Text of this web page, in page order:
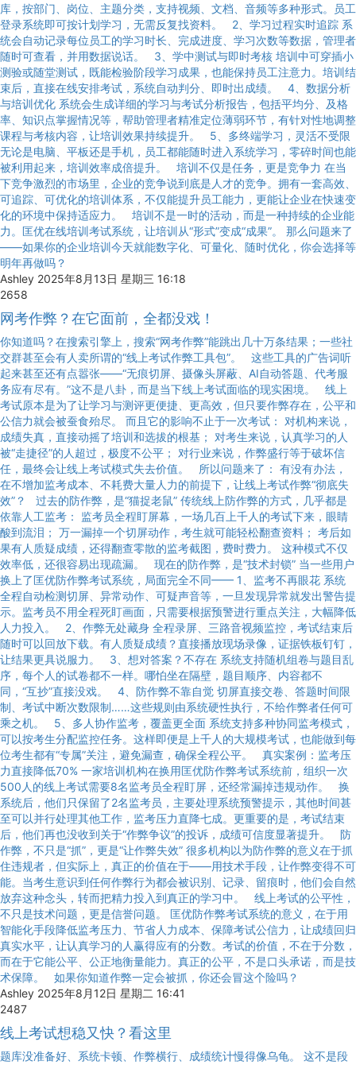
库，按部门、岗位、主题分类，支持视频、文档、音频等多种形式。员工
登录系统即可按计划学习，无需反复找资料。 2、学习过程实时追踪 系
统会自动记录每位员工的学习时长、完成进度、学习次数等数据，管理者
随时可查看，并用数据说话。 3、学中测试与即时考核 培训中可穿插小
测验或随堂测试，既能检验阶段学习成果，也能保持员工注意力。培训结
束后，直接在线安排考试，系统自动判分、即时出成绩。 4、数据分析
与培训优化 系统会生成详细的学习与考试分析报告，包括平均分、及格
率、知识点掌握情况等，帮助管理者精准定位薄弱环节，有针对性地调整
课程与考核内容，让培训效果持续提升。 5、多终端学习，灵活不受限
无论是电脑、平板还是手机，员工都能随时进入系统学习，零碎时间也能
被利用起来，培训效率成倍提升。 培训不仅是任务，更是竞争力 在当
下竞争激烈的市场里，企业的竞争说到底是人才的竞争。拥有一套高效、
可追踪、可优化的培训体系，不仅能提升员工能力，更能让企业在快速变
化的环境中保持适应力。 培训不是一时的活动，而是一种持续的企业能
力。匡优在线培训考试系统，让培训从“形式”变成“成果”。 那么问题来了
——如果你的企业培训今天就能数字化、可量化、随时优化，你会选择等
明年再做吗？
Ashley 2025年8月13日 星期三 16:18
2658
网考作弊？在它面前，全都没戏！
你知道吗？在搜索引擎上，搜索“网考作弊”能跳出几十万条结果；一些社
交群甚至会有人卖所谓的“线上考试作弊工具包”。 这些工具的广告词听
起来甚至还有点嚣张——“无痕切屏、摄像头屏蔽、AI自动答题、代考服
务应有尽有。”这不是八卦，而是当下线上考试面临的现实困境。 线上
考试原本是为了让学习与测评更便捷、更高效，但只要作弊存在，公平和
公信力就会被蚕食殆尽。 而且它的影响不止于一次考试： 对机构来说，
成绩失真，直接动摇了培训和选拔的根基； 对考生来说，认真学习的人
被“走捷径”的人超过，极度不公平； 对行业来说，作弊盛行等于破坏信
任，最终会让线上考试模式失去价值。 所以问题来了： 有没有办法，
在不增加监考成本、不耗费大量人力的前提下，让线上考试作弊“彻底失
效”？ 过去的防作弊，是“猫捉老鼠” 传统线上防作弊的方式，几乎都是
依靠人工监考： 监考员全程盯屏幕，一场几百上千人的考试下来，眼睛
酸到流泪； 万一漏掉一个切屏动作，考生就可能轻松翻查资料； 考后如
果有人质疑成绩，还得翻查零散的监考截图，费时费力。 这种模式不仅
效率低，还很容易出现疏漏。 现在的防作弊，是“技术封锁” 当一些用户
换上了匡优防作弊考试系统，局面完全不同—— 1、监考不再眼花 系统
全程自动检测切屏、异常动作、可疑声音等，一旦发现异常就发出警告提
示。监考员不用全程死盯画面，只需要根据预警进行重点关注，大幅降低
人力投入。 2、作弊无处藏身 全程录屏、三路音视频监控，考试结束后
随时可以回放下载。有人质疑成绩？直接播放现场录像，证据铁板钉钉，
让结果更具说服力。 3、想对答案？不存在 系统支持随机组卷与题目乱
序，每个人的试卷都不一样。哪怕坐在隔壁，题目顺序、内容都不
同，“互抄”直接没戏。 4、防作弊不靠自觉 切屏直接交卷、答题时间限
制、考试中断次数限制……这些规则由系统硬性执行，不给作弊者任何可
乘之机。 5、多人协作监考，覆盖更全面 系统支持多种协同监考模式，
可以按考生分配监控任务。这样即便是上千人的大规模考试，也能做到每
位考生都有“专属”关注，避免漏查，确保全程公平。 真实案例：监考压
力直接降低70% 一家培训机构在换用匡优防作弊考试系统前，组织一次
500人的线上考试需要8名监考员全程盯屏，还经常漏掉违规动作。 换
系统后，他们只保留了2名监考员，主要处理系统预警提示，其他时间甚
至可以并行处理其他工作，监考压力直降七成。更重要的是，考试结束
后，他们再也没收到关于“作弊争议”的投诉，成绩可信度显著提升。 防
作弊，不只是“抓”，更是“让作弊失效” 很多机构以为防作弊的意义在于抓
住违规者，但实际上，真正的价值在于——用技术手段，让作弊变得不可
能。当考生意识到任何作弊行为都会被识别、记录、留痕时，他们会自然
放弃这种念头，转而把精力投入到真正的学习中。 线上考试的公平性，
不只是技术问题，更是信誉问题。 匡优防作弊考试系统的意义，在于用
智能化手段降低监考压力、节省人力成本、保障考试公信力，让成绩回归
真实水平，让认真学习的人赢得应有的分数。考试的价值，不在于分数，
而在于它能公平、公正地衡量能力。真正的公平，不是口头承诺，而是技
术保障。 如果你知道作弊一定会被抓，你还会冒这个险吗？
Ashley 2025年8月12日 星期二 16:41
2487
线上考试想稳又快？看这里
题库没准备好、系统卡顿、作弊横行、成绩统计慢得像乌龟。 这不是段